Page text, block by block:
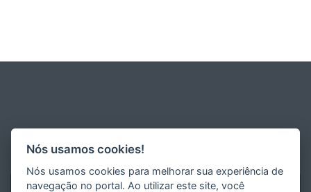
Nós usamos cookies!
Nós usamos cookies para melhorar sua experiência de
navegação no portal. Ao utilizar este site, você